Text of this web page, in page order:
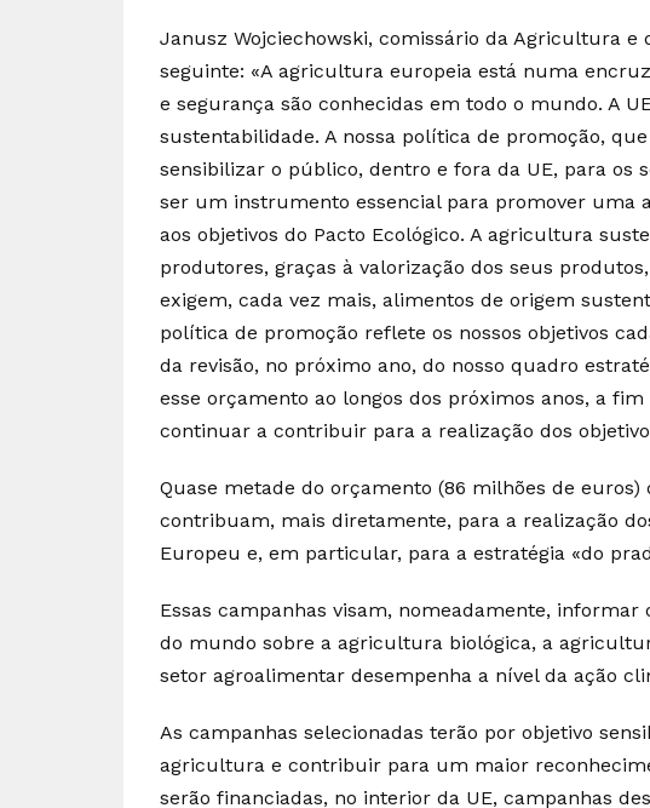
Janusz Wojciechowski, comissário da Agricultura e
seguinte: «A agricultura europeia está numa
e segurança são conhecidas em todo o mundo. A
sustentabilidade. A nossa política de promoção,
sensibilizar o público, dentro e fora da UE, para os
ser um instrumento essencial para promover uma
aos objetivos do Pacto Ecológico. A agricultura
produtores, graças à valorização dos seus
exigem, cada vez mais, alimentos de origem
política de promoção reflete os nossos objetivos
da revisão, no próximo ano, do nosso quadro
esse orçamento ao longos dos próximos anos, a
continuar a contribuir para a realização dos
Quase metade do orçamento (86 milhões de
contribuam, mais diretamente, para a realização
Europeu e, em particular, para a estratégia «do
Essas campanhas visam, nomeadamente,
do mundo sobre a agricultura biológica, a
setor agroalimentar desempenha a nível da ação
As campanhas selecionadas terão por objetivo
agricultura e contribuir para um maior
serão financiadas, no interior da UE, campanhas